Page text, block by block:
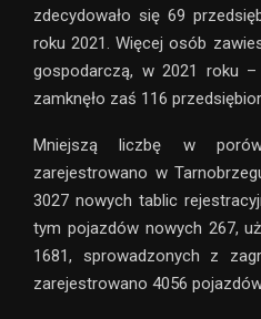
zdecydowało się 69
roku 2021. Więcej osób
gospodarczą, w 2021 roku
zamknęło zaś 116
Mniejszą liczbę w
zarejestrowano w
3027 nowych tablic
tym pojazdów nowych 267,
1681, sprowadzonych z
zarejestrowano 4056